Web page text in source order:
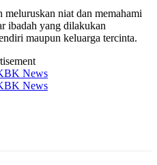
niat dan memahami
ibadah yang dilakukan
maupun keluarga tercinta.